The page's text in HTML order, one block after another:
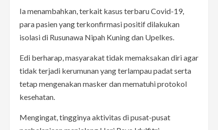
Ia menambahkan, terkait kasus terbaru Covid-19,
para pasien yang terkonfirmasi positif dilakukan
isolasi di Rusunawa Nipah Kuning dan Upelkes.
Edi berharap, masyarakat tidak memaksakan diri agar
tidak terjadi kerumunan yang terlampau padat serta
tetap mengenakan masker dan mematuhi protokol
kesehatan.
Mengingat, tingginya aktivitas di pusat-pusat